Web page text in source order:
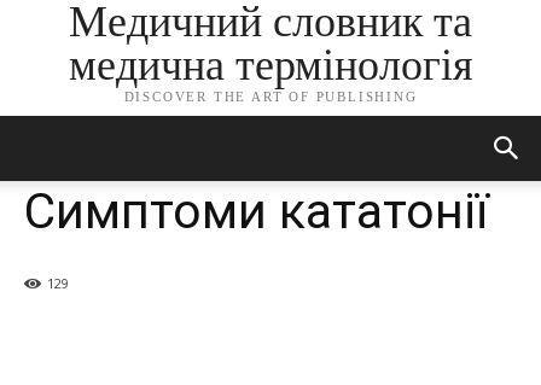
Медичний словник та
медична термінологія
DISCOVER THE ART OF PUBLISHING
Симптоми кататонії
129